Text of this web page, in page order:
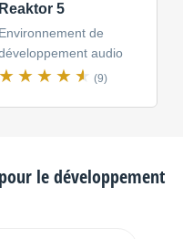
Reaktor 5
Environnement de
audio
(9)
le développement